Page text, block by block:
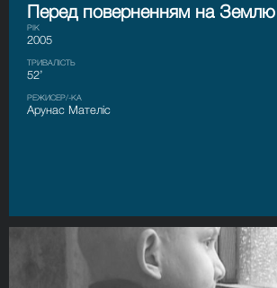
Перед поверненням на Землю
РІК
2005
ТРИВАЛІСТЬ
52’
РЕЖИСЕР/-КА
Арунас Мателіс